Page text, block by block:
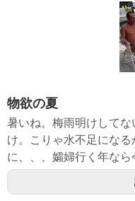
物欲の夏
暑いね。梅雨明けして
け。こりゃ水不足にな
に、、、孀婦行く年な